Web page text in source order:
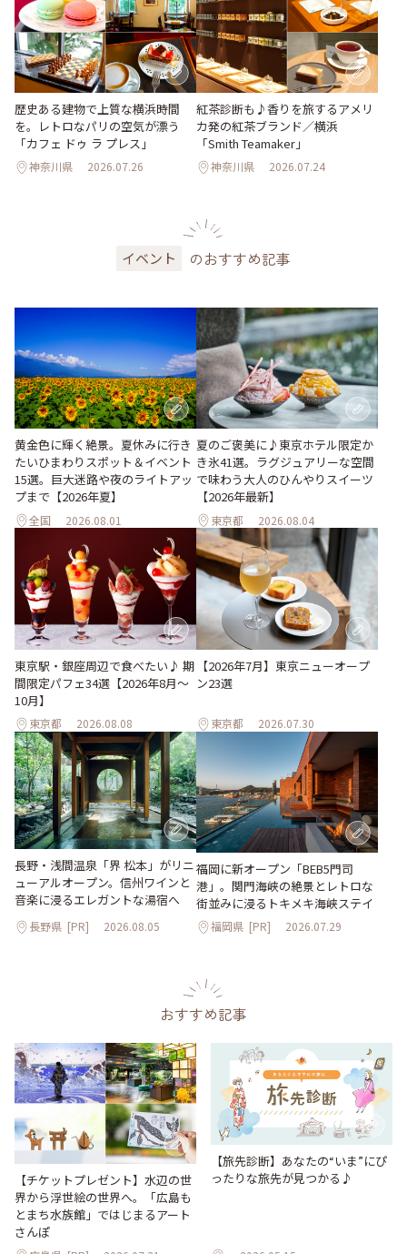
歴史ある建物で上質な横浜時間
を。レトロなパリの空気が漂う
「カフェ ドゥ ラ プレス」
神奈川県 2026.07.26
紅茶診断も♪香りを旅するアメリ
カ発の紅茶ブランド／横浜
「Smith Teamaker」
神奈川県 2026.07.24
イベント のおすすめ記事
黄金色に輝く絶景。夏休みに行き
たいひまわりスポット＆イベント
15選。巨大迷路や夜のライトアッ
プまで【2026年夏】
全国 2026.08.01
夏のご褒美に♪東京ホテル限定か
き氷41選。ラグジュアリーな空間
で味わう大人のひんやりスイーツ
【2026年最新】
東京都 2026.08.04
東京駅・銀座周辺で食べたい♪ 期
間限定パフェ34選【2026年8月～
10月】
東京都 2026.08.08
【2026年7月】東京ニューオープ
ン23選
東京都 2026.07.30
長野・浅間温泉「界 松本」がリニ
ューアルオープン。信州ワインと
音楽に浸るエレガントな湯宿へ
長野県 [PR] 2026.08.05
福岡に新オープン「BEB5門司
港」。関門海峡の絶景とレトロな
街並みに浸るトキメキ海峡ステイ
福岡県 [PR] 2026.07.29
おすすめ記事
【チケットプレゼント】水辺の世
界から浮世絵の世界へ。「広島も
とまち水族館」ではじまるアート
さんぽ
【旅先診断】あなたの“いま”にぴ
ったりな旅先が見つかる♪